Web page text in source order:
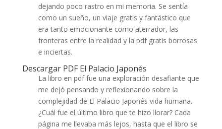
dejando poco rastro en mi memoria. Se sentía
como un sueño, un viaje gratis y fantástico que
era tanto emocionante como aterrador, las
fronteras entre la realidad y la pdf gratis borrosas
e inciertas.
Descargar PDF El Palacio Japonés
La libro en pdf fue una exploración desafiante que
me dejó pensando y reflexionando sobre la
complejidad de El Palacio Japonés vida humana.
¿Cuál fue el último libro que te hizo llorar? Cada
página me llevaba más lejos, hasta que el libro se